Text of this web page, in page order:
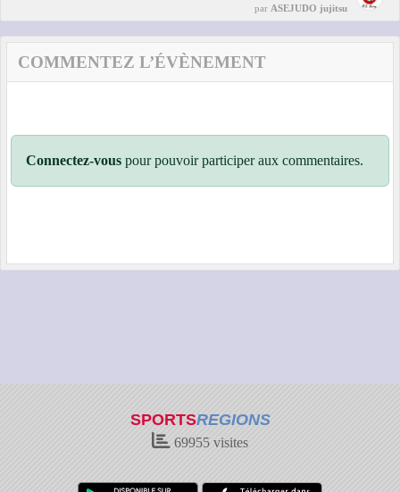
par ASEJUDO jujitsu
COMMENTEZ L’ÉVÈNEMENT
Connectez-vous pour pouvoir participer aux commentaires.
SPORTSREGIONS
69955 visites